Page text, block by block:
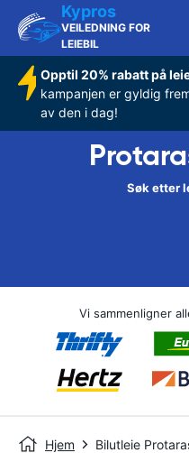
Kypros
VEILEDNING FOR
LEIEBIL
Opptil 20% rabatt på
kampanjen er gyldig
av den i dag!
Søk etter
Vi sammenligner
Hjem Bilutleie